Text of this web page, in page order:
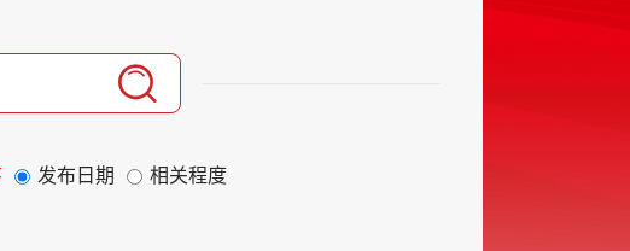
发布日期 相关程度